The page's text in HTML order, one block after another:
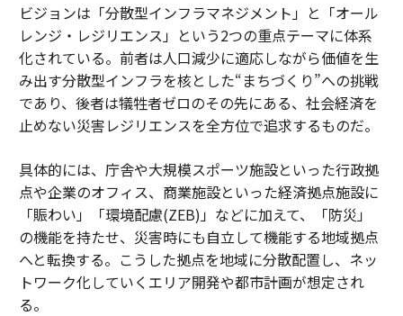
ビジョンは「分散型インフラマネジメント」と「オール
レンジ・レジリエンス」という2つの重点テーマに体系
化されている。前者は人口減少に適応しながら価値を生
み出す分散型インフラを核とした“まちづくり”への挑戦
であり、後者は犠牲者ゼロのその先にある、社会経済を
止めない災害レジリエンスを全方位で追求するものだ。
具体的には、庁舎や大規模スポーツ施設といった行政拠
点や企業のオフィス、商業施設といった経済拠点施設に
「賑わい」「環境配慮(ZEB)」などに加えて、「防災」
の機能を持たせ、災害時にも自立して機能する地域拠点
へと転換する。こうした拠点を地域に分散配置し、ネッ
トワーク化していくエリア開発や都市計画が想定され
る。